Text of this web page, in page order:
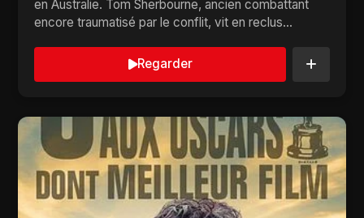
en Australie. Tom Sherbourne, ancien combattant
encore traumatisé par le conflit, vit en reclus...
Regarder